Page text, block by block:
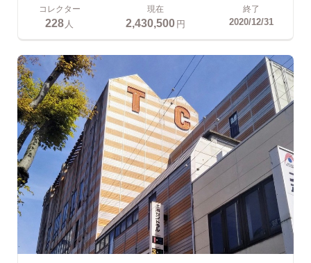
コレクター
228 人
現在
2,430,500円
終了
2020/12/31